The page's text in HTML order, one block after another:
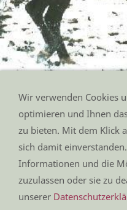
Altefelds Freischütz im
Impressum
Datenschutz
Kontakt
Anfahrt
Wir verwenden Cookies
optimieren und Ihnen
zu bieten. Mit dem Klick
sich damit
Informationen und die
zuzulassen oder sie zu
unserer